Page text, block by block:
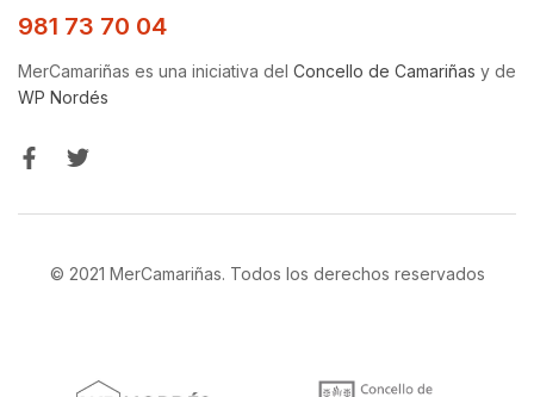
981 73 70 04
MerCamariñas es una iniciativa del Concello de Camariñas y de
WP Nordés
© 2021 MerCamariñas. Todos los derechos reservados